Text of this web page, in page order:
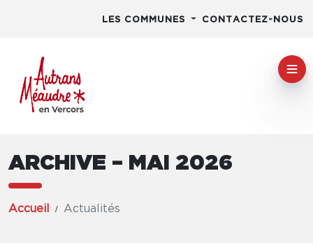
LES COMMUNES CONTACTEZ-NOUS
ARCHIVE – MAI 2026
Accueil Actualités